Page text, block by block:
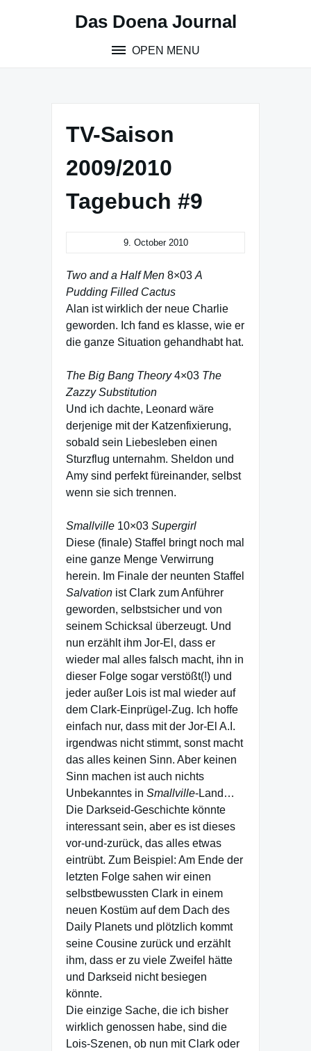
Das Doena Journal
OPEN MENU
TV-Saison
2009/2010
Tagebuch #9
9. October 2010
Two and a Half Men 8×03 A
Pudding Filled Cactus
Alan ist wirklich der neue Charlie
geworden. Ich fand es klasse, wie er
die ganze Situation gehandhabt hat.
The Big Bang Theory4×03 The
Zazzy Substitution
Und ich dachte, Leonard wäre
derjenige mit der Katzenfixierung,
sobald sein Liebesleben einen
Sturzflug unternahm. Sheldon und
Amy sind perfekt füreinander, selbst
wenn sie sich trennen.
Smallville 10×03 Supergirl
Diese (finale) Staffel bringt noch mal
eine ganze Menge Verwirrung
herein. Im Finale der neunten Staffel
Salvation ist Clark zum Anführer
geworden, selbstsicher und von
seinem Schicksal überzeugt. Und
nun erzählt ihm Jor-El, dass er
wieder mal alles falsch macht, ihn in
dieser Folge sogar verstößt(!) und
jeder außer Lois ist mal wieder auf
dem Clark-Einprügel-Zug. Ich hoffe
einfach nur, dass mit der Jor-El A.I.
irgendwas nicht stimmt, sonst macht
das alles keinen Sinn. Aber keinen
Sinn machen ist auch nichts
Unbekanntes in Smallville-Land…
Die Darkseid-Geschichte könnte
interessant sein, aber es ist dieses
vor-und-zurück, das alles etwas
eintrübt. Zum Beispiel: Am Ende der
letzten Folge sahen wir einen
selbstbewussten Clark in einem
neuen Kostüm auf dem Dach des
Daily Planets und plötzlich kommt
seine Cousine zurück und erzählt
ihm, dass er zu viele Zweifel hätte
und Darkseid nicht besiegen
könnte.
Die einzige Sache, die ich bisher
wirklich genossen habe, sind die
Lois-Szenen, ob nun mit Clark oder